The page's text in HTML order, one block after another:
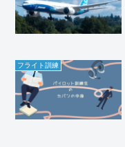
フライト訓練